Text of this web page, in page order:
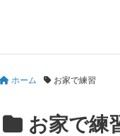
ホーム お家で練習
お家で練